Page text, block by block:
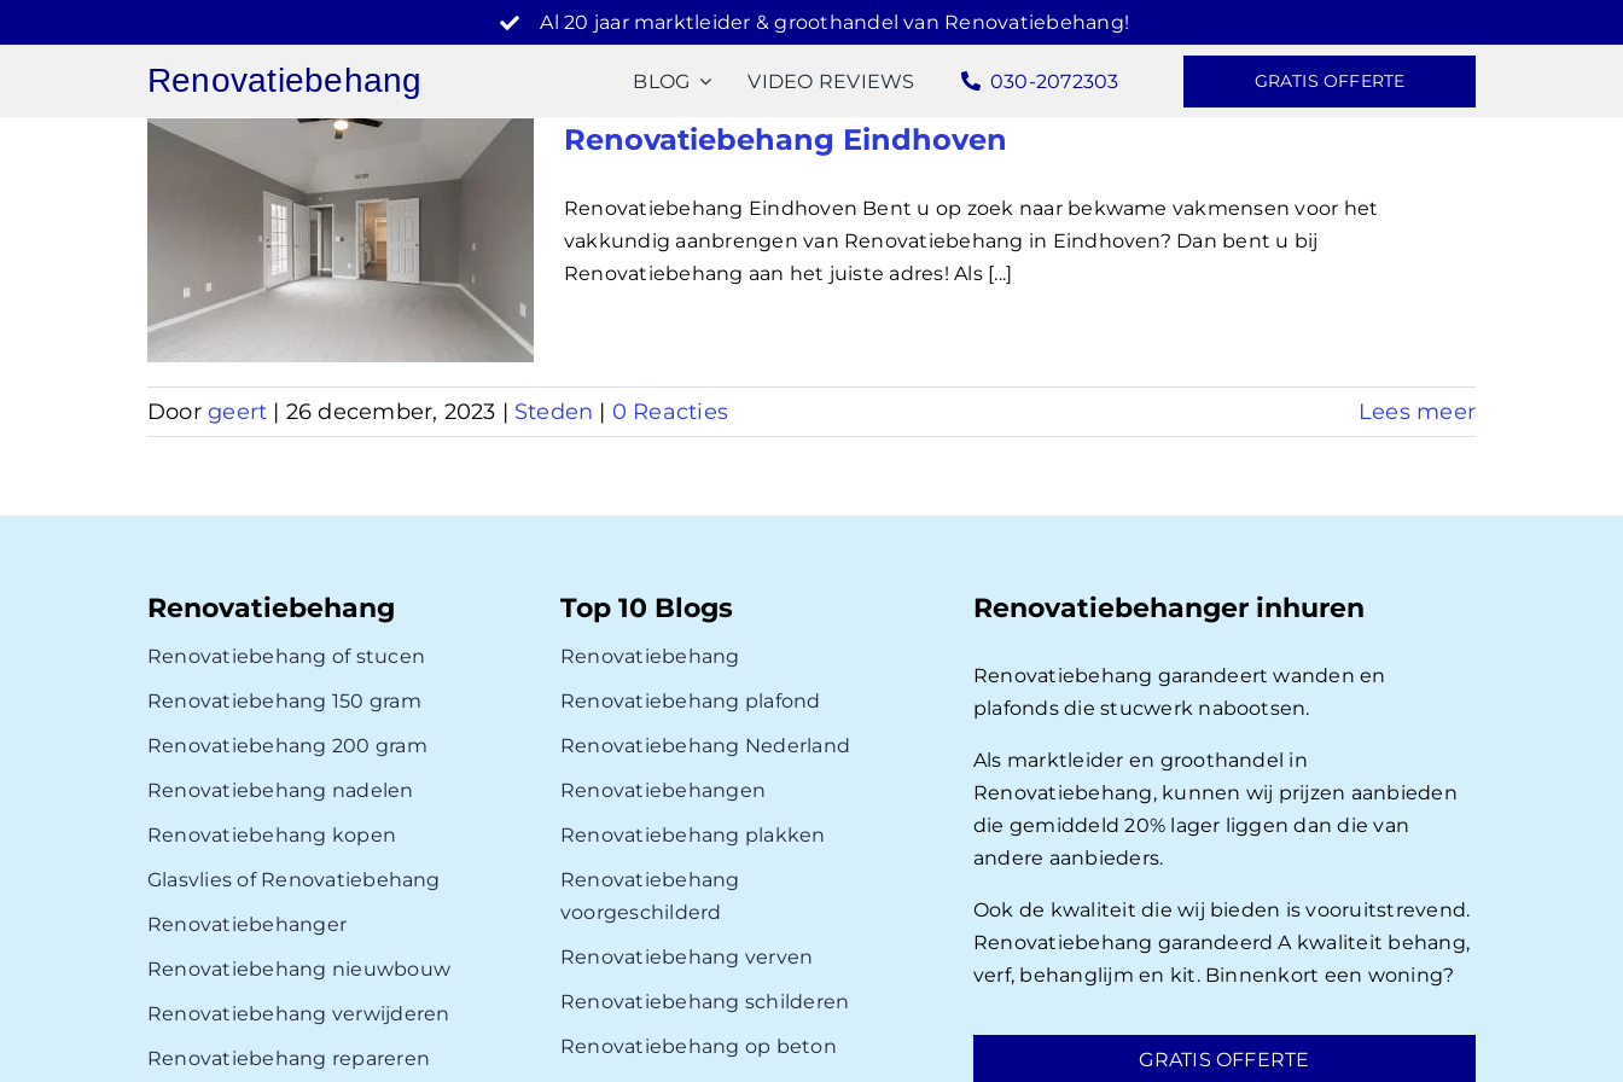
naar
Al 20 jaar marktleider & groothandel van Renovatiebehang!
Renovatiebehang BLOG VIDEO REVIEWS 030-2072303 GRATIS OFFERTE
Renovatiebehang Eindhoven
Renovatiebehang Eindhoven Bent u op zoek naar bekwame vakmensen voor het
vakkundig aanbrengen van Renovatiebehang in Eindhoven? Dan bent u bij
Renovatiebehang aan het juiste adres! Als [...]
Doorgeert | 26 december, 2023 | Steden | 0 Reacties Lees meer
Renovatiebehang
Renovatiebehang of stucen
Renovatiebehang 150 gram
Renovatiebehang 200 gram
Renovatiebehang nadelen
Renovatiebehang kopen
Glasvlies of Renovatiebehang
Renovatiebehanger
Renovatiebehang nieuwbouw
Renovatiebehang verwijderen
Renovatiebehang repareren
Top 10 Blogs
Renovatiebehang
Renovatiebehang plafond
Renovatiebehang Nederland
Renovatiebehangen
Renovatiebehang plakken
Renovatiebehang
voorgeschilderd
Renovatiebehang verven
Renovatiebehang schilderen
Renovatiebehang op beton
Renovatiebehanger inhuren
Renovatiebehang garandeert wanden en
plafonds die stucwerk nabootsen.
Als marktleider en groothandel in
Renovatiebehang, kunnen wij prijzen aanbieden
die gemiddeld 20% lager liggen dan die van
andere aanbieders.
Ook de kwaliteit die wij bieden is vooruitstrevend.
Renovatiebehang garandeerd A kwaliteit behang,
verf, behanglijm en kit. Binnenkort een woning?
GRATIS OFFERTE